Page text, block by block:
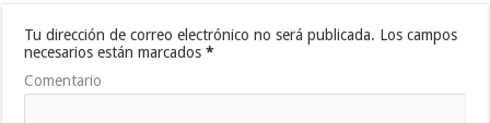
Tu dirección de correo electrónico no será publicada. Los campos
necesarios están marcados*
Comentario